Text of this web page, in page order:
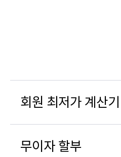
회원 최저가 계산기
무이자 할부